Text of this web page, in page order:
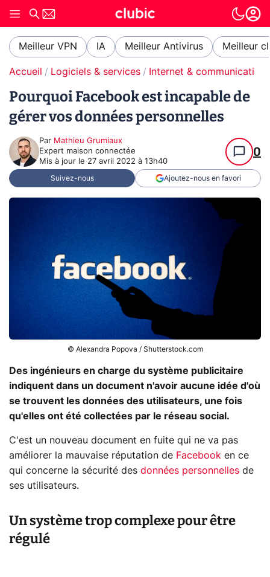
Meilleur VPN IA Meilleur Antivirus Meilleur
Accueil Logiciels & services Internet & communication
Pourquoi Facebook est incapable de
gérer vos données personnelles
Par Mathieu Grumiaux
Expert maison connectée
Mis à jour le 27 avril 2022 à 13h40
0
Suivez-nous Ajoutez-nous en favori
© Alexandra Popova / Shutterstock.com
Des ingénieurs en charge du système publicitaire
indiquent dans un document n'avoir aucune idée d'où
se trouvent les données des utilisateurs, une fois
qu'elles ont été collectées par le réseau social.
C'est un nouveau document en fuite qui ne va pas
améliorer la mauvaise réputation de Facebook en ce
qui concerne la sécurité des données personnelles de
ses utilisateurs.
Un système trop complexe pour être
régulé